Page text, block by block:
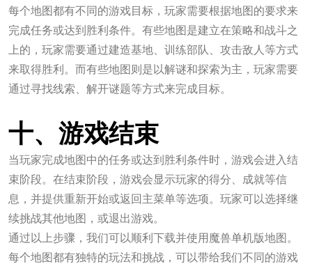
每个地图都有不同的游戏目标，玩家需要根据地图的要求来
完成任务或达到胜利条件。有些地图是建立在策略和战斗之
上的，玩家需要通过建造基地、训练部队、攻击敌人等方式
来取得胜利。而有些地图则是以解谜和探索为主，玩家需要
通过寻找线索、解开谜题等方式来完成目标。
十、游戏结束
当玩家完成地图中的任务或达到胜利条件时，游戏会进入结
束阶段。在结束阶段，游戏会显示玩家的得分、成就等信
息，并提供重新开始或返回主菜单等选项。玩家可以选择继
续挑战其他地图，或退出游戏。
通过以上步骤，我们可以顺利下载并使用魔兽单机版地图。
每个地图都有独特的玩法和挑战，可以带给我们不同的游戏